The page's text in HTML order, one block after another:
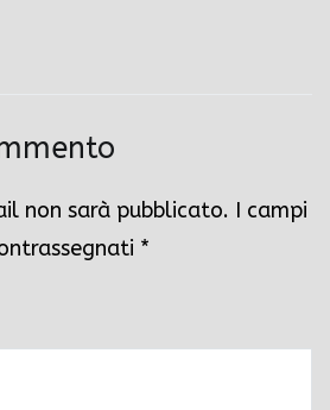
non sarà pubblicato. I campi
*